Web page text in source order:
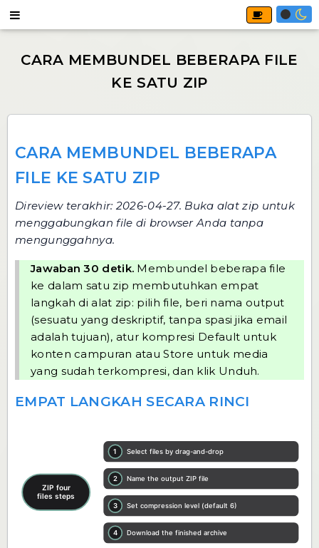
CARA MEMBUNDEL BEBERAPA
FILE KE SATU ZIP
Direview terakhir: 2026-04-27. Buka alat zip untuk
menggabungkan file di browser Anda tanpa
mengunggahnya.
Jawaban 30 detik. Membundel beberapa file
ke dalam satu zip membutuhkan empat
langkah dialat zip: pilih file, beri nama output
(sesuatu yang deskriptif, tanpa spasi jika email
adalah tujuan), atur kompresi Default untuk
konten campuran atau Store untuk media
yang sudah terkompresi, dan klik Unduh.
EMPAT LANGKAH SECARA RINCI